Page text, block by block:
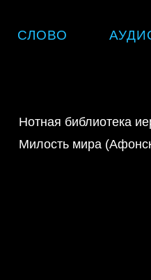
СЛОВО
Нотная библиотека
Милость мира